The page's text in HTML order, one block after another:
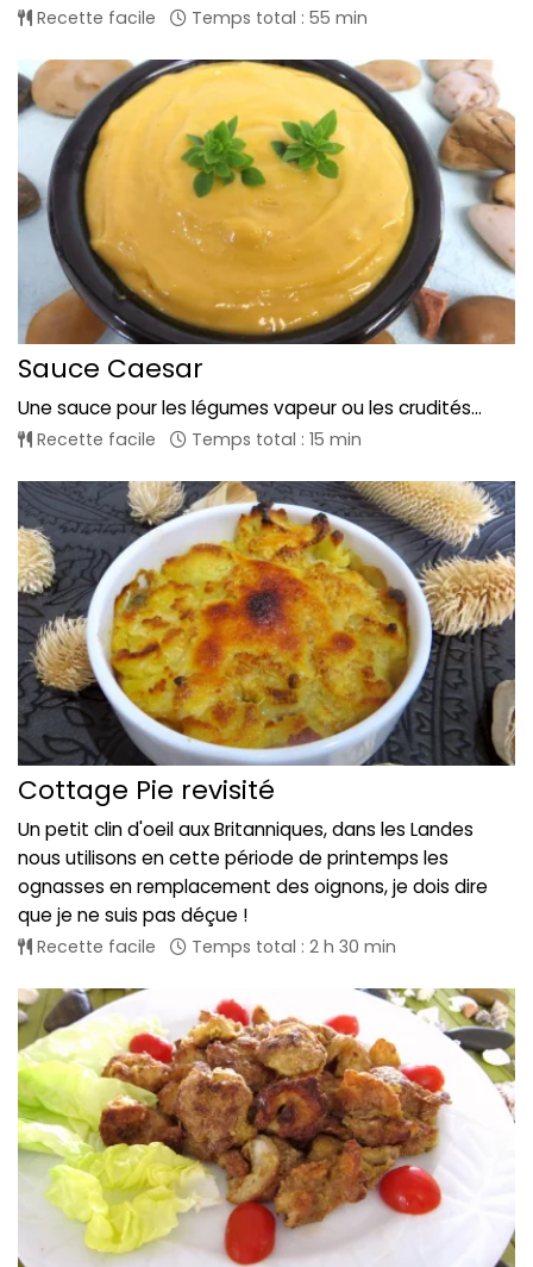
Recette facile Temps total : 55 min
Sauce Caesar
Une sauce pour les légumes vapeur ou les crudités...
Recette facile Temps total : 15 min
Cottage Pie revisité
Un petit clin d'oeil aux Britanniques, dans les Landes
nous utilisons en cette période de printemps les
ognasses en remplacement des oignons, je dois dire
que je ne suis pas déçue !
Recette facile Temps total : 2 h 30 min